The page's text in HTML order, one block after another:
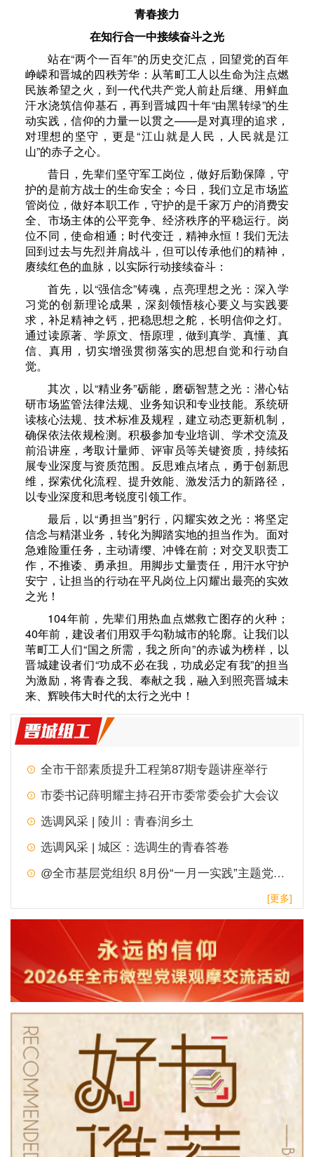
青春接力
在知行合一中接续奋斗之光
站在“两个一百年”的历史交汇点，回望党的百年
峥嵘和晋城的四秩芳华：从苇町工人以生命为注点燃
民族希望之火，到一代代共产党人前赴后继、用鲜血
汗水浇筑信仰基石，再到晋城四十年“由黑转绿”的生
动实践，信仰的力量一以贯之——是对真理的追求，
对理想的坚守，更是“江山就是人民，人民就是江
山”的赤子之心。
昔日，先辈们坚守军工岗位，做好后勤保障，守
护的是前方战士的生命安全；今日，我们立足市场监
管岗位，做好本职工作，守护的是千家万户的消费安
全、市场主体的公平竞争、经济秩序的平稳运行。岗
位不同，使命相通；时代变迁，精神永恒！我们无法
回到过去与先烈并肩战斗，但可以传承他们的精神，
赓续红色的血脉，以实际行动接续奋斗：
首先，以“强信念”铸魂，点亮理想之光：深入学
习党的创新理论成果，深刻领悟核心要义与实践要
求，补足精神之钙，把稳思想之舵，长明信仰之灯。
通过读原著、学原文、悟原理，做到真学、真懂、真
信、真用，切实增强贯彻落实的思想自觉和行动自
觉。
其次，以“精业务”砺能，磨砺智慧之光：潜心钻
研市场监管法律法规、业务知识和专业技能。系统研
读核心法规、技术标准及规程，建立动态更新机制，
确保依法依规检测。积极参加专业培训、学术交流及
前沿讲座，考取计量师、评审员等关键资质，持续拓
展专业深度与资质范围。反思难点堵点，勇于创新思
维，探索优化流程、提升效能、激发活力的新路径，
以专业深度和思考锐度引领工作。
最后，以“勇担当”躬行，闪耀实效之光：将坚定
信念与精湛业务，转化为脚踏实地的担当作为。面对
急难险重任务，主动请缨、冲锋在前；对交叉职责工
作，不推诿、勇承担。用脚步丈量责任，用汗水守护
安宁，让担当的行动在平凡岗位上闪耀出最亮的实效
之光！
104年前，先辈们用热血点燃救亡图存的火种；
40年前，建设者们用双手勾勒城市的轮廓。让我们以
苇町工人们“国之所需，我之所向”的赤诚为榜样，以
晋城建设者们“功成不必在我，功成必定有我”的担当
为激励，将青春之我、奉献之我，融入到照亮晋城未
来、辉映伟大时代的太行之光中！
全市干部素质提升工程第87期专题讲座举行
市委书记薛明耀主持召开市委常委会扩大会议
选调风采 | 陵川：青春润乡土
选调风采 | 城区：选调生的青春答卷
@全市基层党组织 8月份“一月一实践”主题党日，请查收！
[更多]